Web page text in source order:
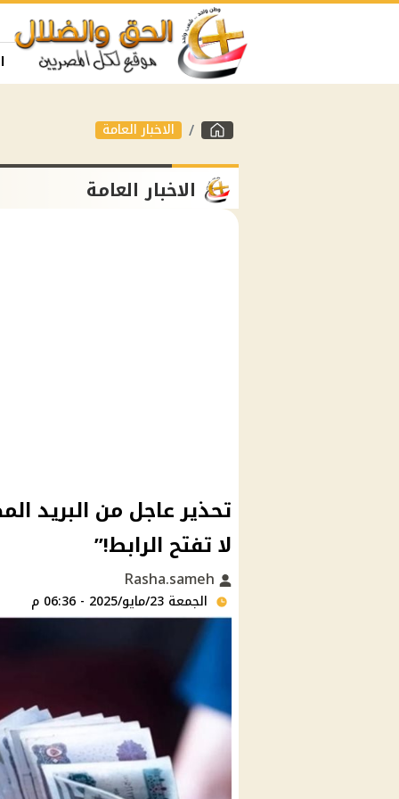
الاخبار العامة
الاخبار العامة
تحذير عاجل من البريد
لا تفتح الرابط!”
الجمعة 23/مايو/2025 - 06:36 م